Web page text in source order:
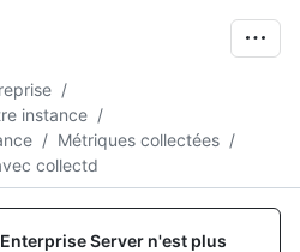
/
instance /
/ Métriques collectées /
collectd
Server n'est plus